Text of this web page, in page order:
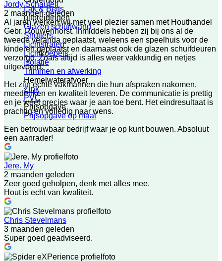
Lak & Beits
uitbreidingen
Glazen schuifwand
Shutters
Lichtstraten
Lichtkoepels
Isolatie
Trimmen en afwerking
Hemelwaterafvoer
Zink
PVC
Prijsopgave
Prijsopgave op maat
Jordy Schaufeli
2 maanden geleden
Al jaren werken wij met veel plezier samen met Houthandel
Gebr. Rouwenhorst. Inmiddels hebben zij bij ons al de
tweede veranda geplaatst, weleens een speelhuis voor de
kinderen geplaatst en daarnaast ook de glazen schuifdeuren
verzorgd. Zoals altijd is alles weer vakkundig en netjes
uitgevoerd.
Het zijn echte vakmannen die hun afspraken nakomen,
meedenken en kwaliteit leveren. De communicatie is prettig
en je weet precies waar je aan toe bent. Het eindresultaat is
prachtig en volledig naar wens.
Een betrouwbaar bedrijf waar je op kunt bouwen. Absoluut
een aanrader!
Jere. My
2 maanden geleden
Zeer goed geholpen, denk met alles mee.
Hout is echt van kwaliteit.
Chris Stevelmans
3 maanden geleden
Super goed geadviseerd.